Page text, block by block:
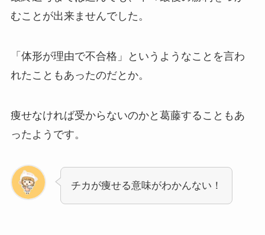
むことが出来ませんでした。
「体形が理由で不合格」というようなことを言わ
れたこともあったのだとか。
痩せなければ受からないのかと葛藤することもあ
ったようです。
チカが痩せる意味がわかんない！